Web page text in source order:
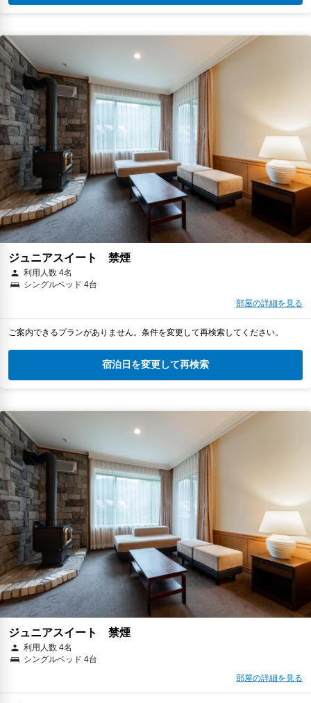
ジュニアスイート 禁煙
利用人数 4名
シングルベッド 4台
部屋の詳細を見る
ご案内できるプランがありません。条件を変更して再検索してください。
宿泊日を変更して再検索
ジュニアスイート 禁煙
利用人数 4名
シングルベッド 4台
部屋の詳細を見る